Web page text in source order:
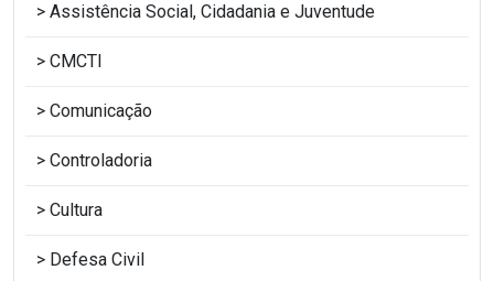
Assistência Social, Cidadania e Juventude
CMCTI
Comunicação
Controladoria
Cultura
Defesa Civil